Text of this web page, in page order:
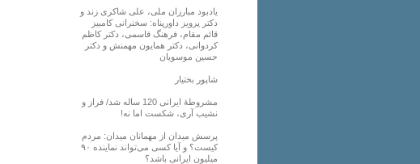
یادبود مبارزان ملی، علی شاکری زند و
دکتر پرویز داورپناه: سخنرانی کامبیز
قائم مقام، فرهنگ قاسمی، دکتر کاظم
کردوانی، دکتر همایون مهمنش و دکتر
حسین موسویان
شاپور بختیار
مشروطۀ ایرانی 120 ساله شد/ فراز و
نشیب آری، شکست اما نه!
پرسش میدان از مهمانان میدان: مردم
کیست؟ و آیا کسی می‌تواند نماینده ۹۰
میلیون ایرانی باشد؟